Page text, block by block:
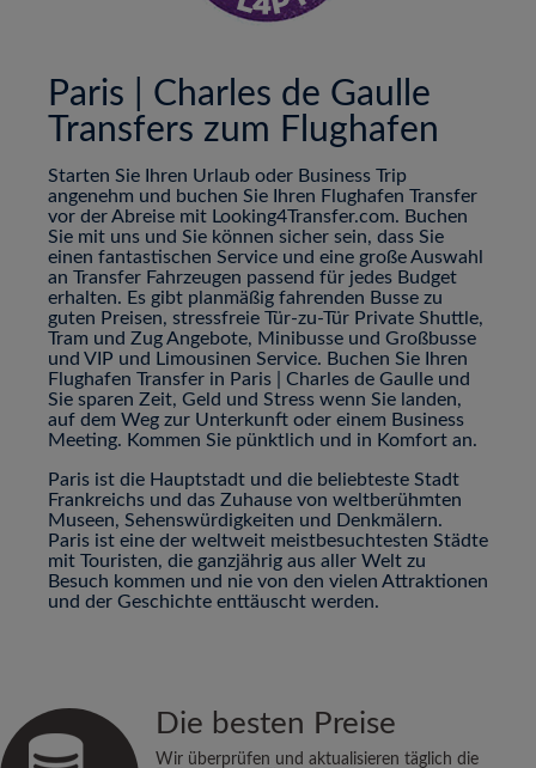
Paris | Charles de Gaulle
Transfers zum Flughafen
Starten Sie Ihren Urlaub oder Business Trip
angenehm und buchen Sie Ihren Flughafen Transfer
vor der Abreise mit Looking4Transfer.com. Buchen
Sie mit uns und Sie können sicher sein, dass Sie
einen fantastischen Service und eine große Auswahl
an Transfer Fahrzeugen passend für jedes Budget
erhalten. Es gibt planmäßig fahrenden Busse zu
guten Preisen, stressfreie Tür-zu-Tür Private Shuttle,
Tram und Zug Angebote, Minibusse und Großbusse
und VIP und Limousinen Service. Buchen Sie Ihren
Flughafen Transfer in Paris | Charles de Gaulle und
Sie sparen Zeit, Geld und Stress wenn Sie landen,
auf dem Weg zur Unterkunft oder einem Business
Meeting. Kommen Sie pünktlich und in Komfort an.
Paris ist die Hauptstadt und die beliebteste Stadt
Frankreichs und das Zuhause von weltberühmten
Museen, Sehenswürdigkeiten und Denkmälern.
Paris ist eine der weltweit meistbesuchtesten Städte
mit Touristen, die ganzjährig aus aller Welt zu
Besuch kommen und nie von den vielen Attraktionen
und der Geschichte enttäuscht werden.
Die besten Preise
Wir überprüfen und aktualisieren täglich die